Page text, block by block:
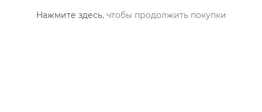
Нажмите здесь, чтобы продолжить покупки